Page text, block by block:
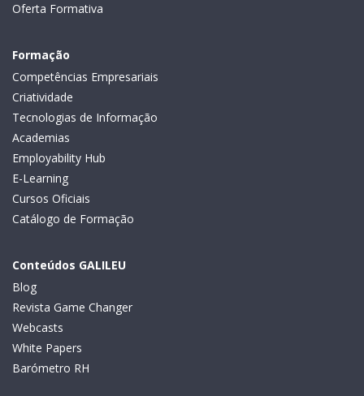
Oferta Formativa
Formação
Competências Empresariais
Criatividade
Tecnologias de Informação
Academias
Employability Hub
E-Learning
Cursos Oficiais
Catálogo de Formação
Conteúdos GALILEU
Blog
Revista Game Changer
Webcasts
White Papers
Barómetro RH